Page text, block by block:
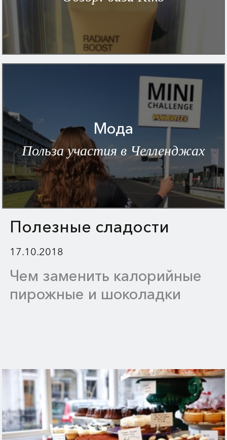
Мода
Польза участия в Челленджах
Полезные сладости
17.10.2018
Чем заменить калорийные
пирожные и шоколадки